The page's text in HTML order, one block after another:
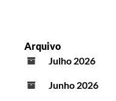
Arquivo
Julho 2026
Junho 2026